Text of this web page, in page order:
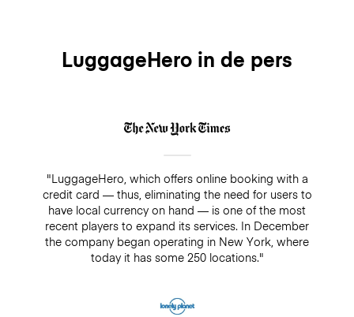
LuggageHero in de pers
"LuggageHero, which offers online booking with a
credit card — thus, eliminating the need for users to
have local currency on hand — is one of the most
recent players to expand its services. In December
the company began operating in New York, where
today it has some 250 locations."